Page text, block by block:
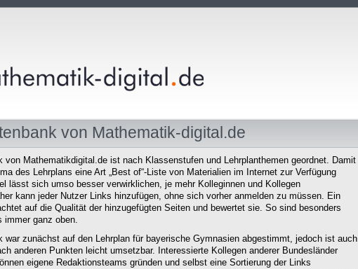
von Mathematik-digital.de
von Mathematikdigital.de ist nach Klassenstufen und Lehrplanthemen geordnet. Damit
des Lehrplans eine Art „Best of“-Liste von Materialien im Internet zur Verfügung
lässt sich umso besser verwirklichen, je mehr Kolleginnen und Kollegen
kann jeder Nutzer Links hinzufügen, ohne sich vorher anmelden zu müssen. Ein
auf die Qualität der hinzugefügten Seiten und bewertet sie. So sind besonders
immer ganz oben.
war zunächst auf den Lehrplan für bayerische Gymnasien abgestimmt, jedoch ist auch
anderen Punkten leicht umsetzbar. Interessierte Kollegen anderer Bundesländer
eigene Redaktionsteams gründen und selbst eine Sortierung der Links